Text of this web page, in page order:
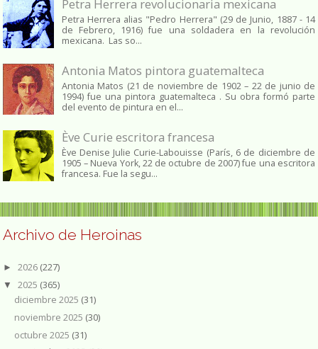
Petra Herrera revolucionaria mexicana
Petra Herrera alias "Pedro Herrera" (29 de Junio, 1887 - 14
de Febrero, 1916) fue una soldadera en la revolución
mexicana. Las so...
Antonia Matos pintora guatemalteca
Antonia Matos (21 de noviembre de 1902 – 22 de junio de
1994) fue una pintora guatemalteca . Su obra formó parte
del evento de pintura en el...
Ève Curie escritora francesa
Ève Denise Julie Curie-Labouisse (París, 6 de diciembre de
1905 – Nueva York, 22 de octubre de 2007) fue una escritora
francesa. Fue la segu...
Archivo de Heroinas
► 2026 (227)
▼ 2025 (365)
diciembre 2025 (31)
noviembre 2025 (30)
octubre 2025 (31)